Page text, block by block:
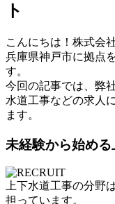
ト
こんにちは！株式会
兵庫県神戸市に拠点
す。
今回の記事では、弊
水道工事などの求人
ます。
未経験から始め
上下水道工事の分野
担っています。